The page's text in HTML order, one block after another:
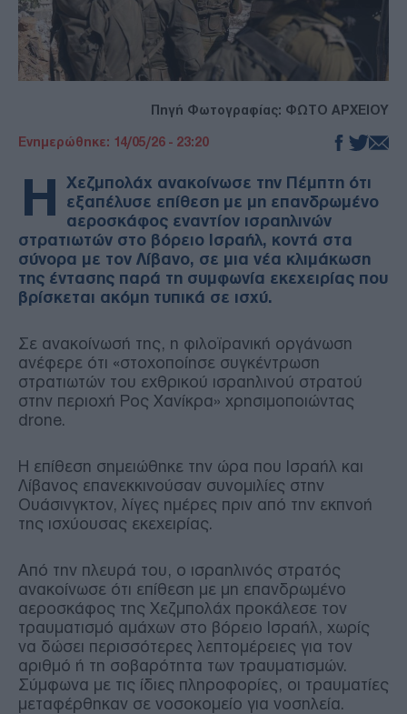
Πηγή Φωτογραφίας: ΦΩΤΟ ΑΡΧΕΙΟΥ
Ενημερώθηκε: 14/05/26 - 23:20
Η Χεζμπολάχ ανακοίνωσε την Πέμπτη ότι
εξαπέλυσε επίθεση με μη επανδρωμένο
αεροσκάφος εναντίον ισραηλινών
στρατιωτών στο βόρειο Ισραήλ, κοντά στα
σύνορα με τον Λίβανο, σε μια νέα κλιμάκωση
της έντασης παρά τη συμφωνία εκεχειρίας που
βρίσκεται ακόμη τυπικά σε ισχύ.
Σε ανακοίνωσή της, η φιλοϊρανική οργάνωση
ανέφερε ότι «στοχοποίησε συγκέντρωση
στρατιωτών του εχθρικού ισραηλινού στρατού
στην περιοχή Ρος Χανίκρα» χρησιμοποιώντας
drone.
Η επίθεση σημειώθηκε την ώρα που Ισραήλ και
Λίβανος επανεκκινούσαν συνομιλίες στην
Ουάσινγκτον, λίγες ημέρες πριν από την εκπνοή
της ισχύουσας εκεχειρίας.
Από την πλευρά του, ο ισραηλινός στρατός
ανακοίνωσε ότι επίθεση με μη επανδρωμένο
αεροσκάφος της Χεζμπολάχ προκάλεσε τον
τραυματισμό αμάχων στο βόρειο Ισραήλ, χωρίς
να δώσει περισσότερες λεπτομέρειες για τον
αριθμό ή τη σοβαρότητα των τραυματισμών.
Σύμφωνα με τις ίδιες πληροφορίες, οι τραυματίες
μεταφέρθηκαν σε νοσοκομείο για νοσηλεία.